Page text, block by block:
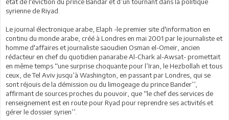
syrienne de Riyad.
Le journal électronique arabe, Elaph -le premier site d'information en
continu du monde arabe, créé à Londres en mai 2001 par le journaliste et
homme d'affaires et journaliste saoudien Osman el-Omeir, ancien
rédacteur en chef du quotidien panarabe Al-Chark al-Awsat- promettait
en même temps ‘‘une surprise choquante pour l’Iran, le Hezbollah et tous
ceux, de Tel Aviv jusqu’à Washington, en passant par Londres, qui se
sont réjouis de la démission ou du limogeage du prince Bander’’,
affirmant de sources proches du pouvoir, que ‘‘le chef des services de
renseignement est en route pour Ryad pour reprendre ses activités et
gérer le dossier syrien’’.